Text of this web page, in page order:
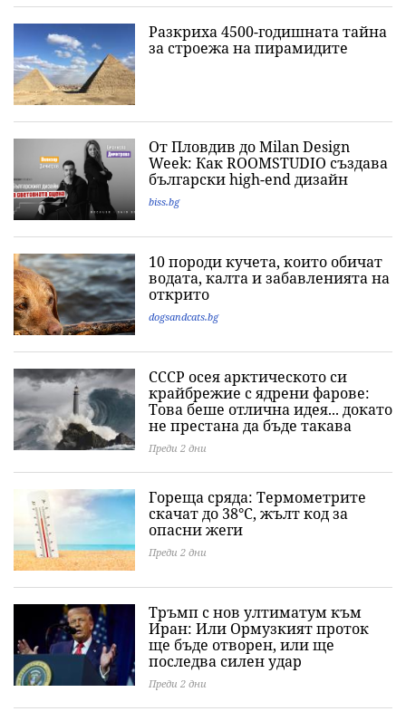
Разкриха 4500-годишната тайна
за строежа на пирамидите
От Пловдив до Milan Design
Week: Как ROOMSTUDIO създава
български high-end дизайн
biss.bg
10 породи кучета, които обичат
водата, калта и забавленията на
открито
dogsandcats.bg
СССР осея арктическото си
крайбрежие с ядрени фарове:
Това беше отлична идея... докато
не престана да бъде такава
Преди 2 дни
Гореща сряда: Термометрите
скачат до 38°C, жълт код за
опасни жеги
Преди 2 дни
Тръмп с нов ултиматум към
Иран: Или Ормузкият проток
ще бъде отворен, или ще
последва силен удар
Преди 2 дни